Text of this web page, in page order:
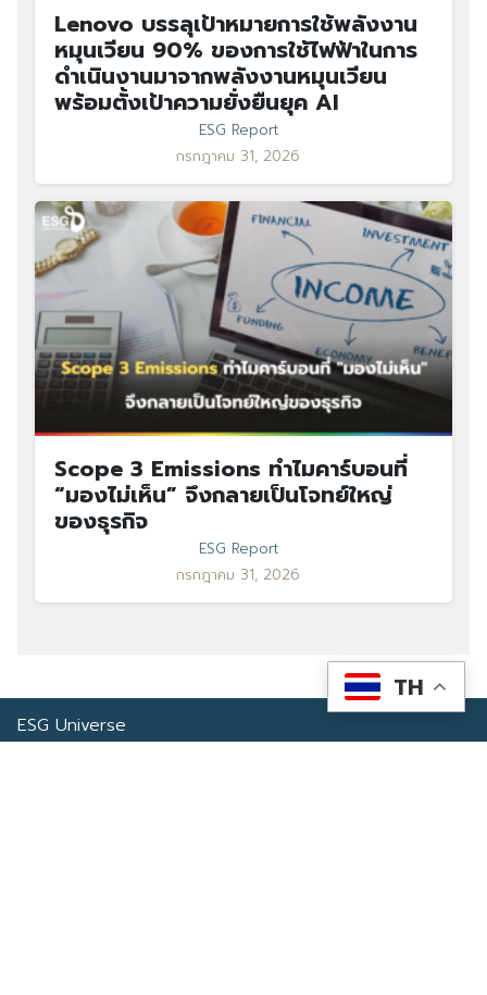
Lenovo บรรลุเป้าหมายการใช้พลังงาน
หมุนเวียน 90% ของการใช้ไฟฟ้าในการ
ดำเนินงานมาจากพลังงานหมุนเวียน
พร้อมตั้งเป้าความยั่งยืนยุค AI
ESG Report
กรกฎาคม 31, 2026
Scope 3 Emissions ทำไมคาร์บอนที่
“มองไม่เห็น” จึงกลายเป็นโจทย์ใหญ่
ของธุรกิจ
ESG Report
กรกฎาคม 31, 2026
ESG Universe
TH